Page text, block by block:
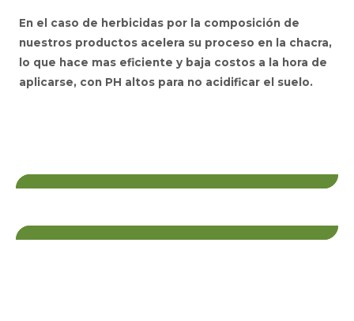
En el caso de herbicidas por la composición de
nuestros productos acelera su proceso en la chacra,
lo que hace mas eficiente y baja costos a la hora de
aplicarse, con PH altos para no acidificar el suelo.